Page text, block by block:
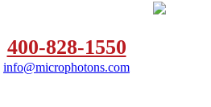
400-828-1550
info@microphotons.com